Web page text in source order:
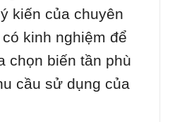
kiến của chuyên
kinh nghiệm để
chọn biến tần phù
cầu sử dụng của